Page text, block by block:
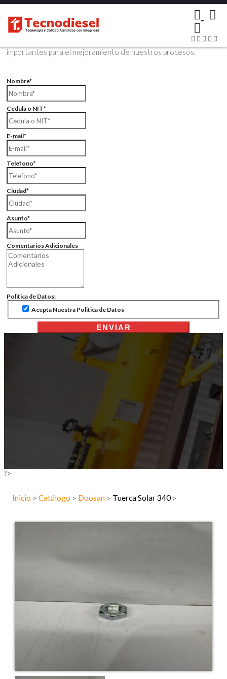
Contáctenos Vía Email
Envíenos sus datos con sus comentarios, sus opiniones son muy
importantes para el mejoramiento de nuestros procesos.
Nombre*
Cedula o NIT*
E-mail*
Telefono*
Ciudad*
Asunto*
Comentarios Adicionales
Politica de Datos:
Acepta Nuestra Politica de Datos
ENVIAR
?>
Inicio > Catálogo > Doosan > Tuerca Solar 340 >